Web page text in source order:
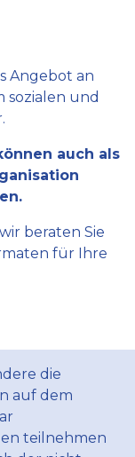
Angebot an
sozialen und
auch als
beraten Sie
für Ihre
die
auf dem
teilnehmen